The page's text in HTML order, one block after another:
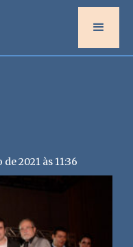
2021 às 11:36